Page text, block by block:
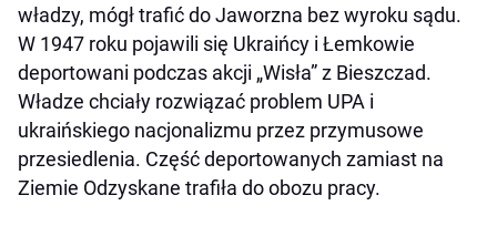
władzy, mógł trafić do Jaworzna bez wyroku sądu.
W 1947 roku pojawili się Ukraińcy i Łemkowie
deportowani podczas akcji „Wisła” z Bieszczad.
Władze chciały rozwiązać problem UPA i
ukraińskiego nacjonalizmu przez przymusowe
przesiedlenia. Część deportowanych zamiast na
Ziemie Odzyskane trafiła do obozu pracy.